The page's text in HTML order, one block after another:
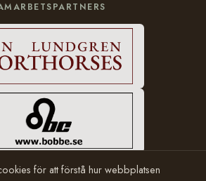
för att förstå hur webbplatsen